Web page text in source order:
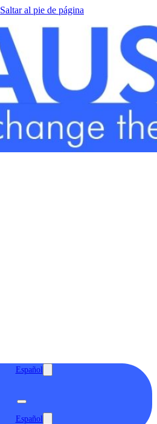
Saltar al pie de página
Español
Español